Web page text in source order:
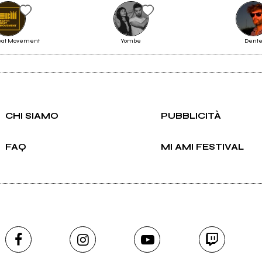
Movement Yombe Dente
CHI SIAMO PUBBLICITÀ
FAQ MI AMI FESTIVAL